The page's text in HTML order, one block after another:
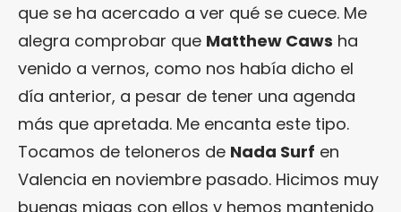
que se ha acercado a ver qué se cuece. Me
alegra comprobar que Matthew Caws ha
venido a vernos, como nos había dicho el
día anterior, a pesar de tener una agenda
más que apretada. Me encanta este tipo.
Tocamos de teloneros de Nada Surf en
Valencia en noviembre pasado. Hicimos muy
buenas migas con ellos y hemos mantenido